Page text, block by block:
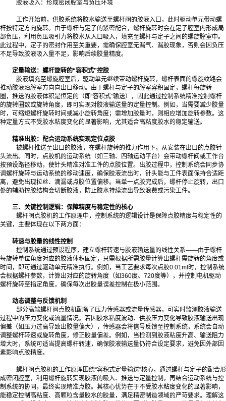
胶液吸入：形成密闭腔室与负压环境
工作开始前，供胶系统将胶水输送至螺杆阀的胶液入口，此时驱动单元带动螺
杆按特定方向旋转。由于螺杆与定子的紧密配合，螺杆旋转时会在定子腔室内形成局
部负压，利用负压吸引力将胶水从入口吸入，填充至螺杆与定子之间的螺旋腔室中。
此过程中，定子的密封作用至关重要，需确保腔室无漏气、漏胶现象，否则会因负压
不足导致胶液吸入量不足，影响后续胶量精度。
定量输送：螺杆旋转的“容积式”控胶
胶液填充至螺旋腔室后，驱动单元继续带动螺杆旋转，螺杆表面的螺旋纹路会
推动胶液沿腔室方向向出口移动。由于螺杆与定子的腔室容积固定，螺杆每旋转一
圈，推送的胶液体积是恒定的（即“容积式”输送），因此通过控制系统精准控制螺杆
的旋转圈数或旋转角度，即可实现对胶液输送量的定量控制。例如，当需要减少胶量
时，可缩短螺杆旋转时间或减小旋转角度；需增加胶量时，则相应增加旋转参数。这
种定量方式不受胶水粘度变化的显著影响，尤其适合高粘度胶水的稳定输送。
精准出胶：配合运动系统实现定位点胶
被螺杆推送至出口的胶液，在螺杆旋转的推力作用下，从安装在出口的点胶针
头流出。同时，点胶机的运动系统（如三轴、四轴运动平台）会带动螺杆阀或工作台
按预设路径移动，使针头精准对准工件的点胶位置。出胶过程中，控制系统会同步协
调螺杆旋转与运动系统的移动速度，确保胶液流出时，针头能与工件表面保持合适距
离，避免出现拉丝、滴漏或点胶位置偏移。当单一点胶完成后，螺杆停止旋转，出口
处的辅助控胶结构会切断胶液，防止胶水持续流出导致浪费或污染工件。
三、关键控制逻辑：保障精度与稳定性的核心
螺杆阀点胶机的工作原理中，控制系统的逻辑设计是保障点胶精度与稳定性的
关键，主要体现在以下两方面：
转速与胶量的线性控制
控制系统通过预设程序，建立螺杆转速与胶液输送量的线性关系——由于螺杆
每旋转单位角度对应的胶液体积固定，只需根据所需胶量计算出螺杆需旋转的角度或
时间，即可通过驱动单元精准执行。例如，当工艺要求每次点胶0.01ml时，控制系统
会根据螺杆参数，计算出对应的旋转角度（如360度、720度等），并控制电机驱动
螺杆旋转至指定角度，确保每次出胶量误差控制在极小范围。
动态调整与反馈机制
部分高端螺杆阀点胶机配备了压力传感器或流量传感器，可实时监测胶液输送
过程中的压力变化或流量情况。若因胶水粘度波动、供胶压力变化导致胶液输送出现
偏差（如压力过高导致出胶量偏大），传感器会将信号反馈至控制系统，系统会自动
调整螺杆转速或旋转角度，修正胶量偏差。例如，当检测到胶液粘度升高、输送阻力
增大时，系统可适当提高螺杆转速，确保胶液输送量仍符合设定要求，避免因外部因
素影响点胶精度。
螺杆阀点胶机的工作原理围绕“容积式定量输送”核心，通过螺杆与定子的配合形
成密闭腔室，利用螺杆旋转实现胶液的吸入、推送与定量控制，再结合运动系统与控
制系统的协同，最终实现精准点胶。其核心优势在于不受胶水粘度变化的显著影响，
能稳定控制高粘度、高颗粒含量胶水的胶量，满足精密制造领域的严苛要求。理解这